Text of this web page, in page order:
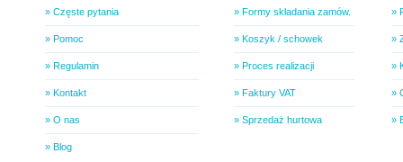
» Częste pytania
» Pomoc
» Regulamin
» Kontakt
» O nas
» Blog
» Formy składania zamów.
» Koszyk / schowek
» Proces realizacji
» Faktury VAT
» Sprzedaż hurtowa
»
»
»
»
»